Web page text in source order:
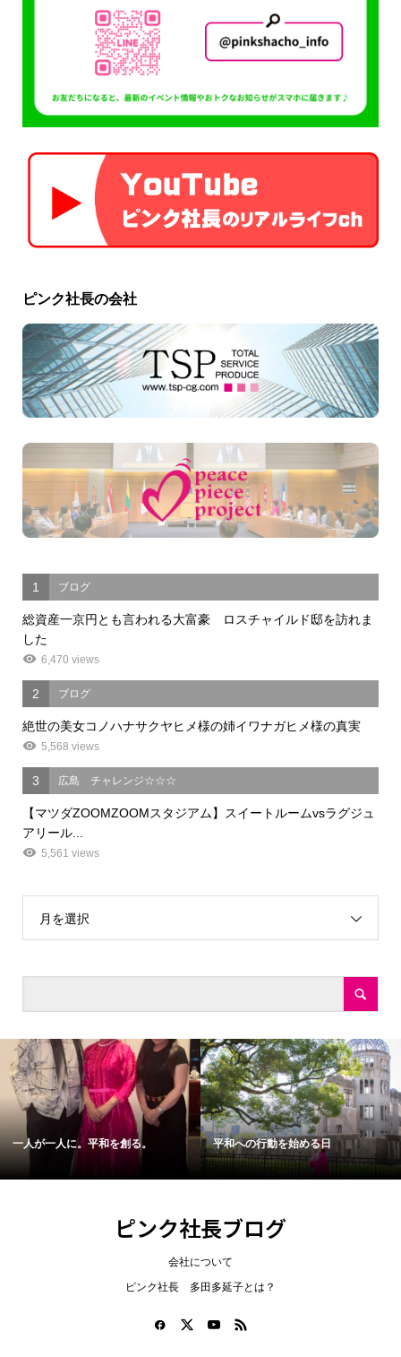
ピンク社長の会社
1 ブログ
総資産一京円とも言われる大富豪 ロスチャイルド邸を訪れま
した
6,470 views
2 ブログ
絶世の美女コノハナサクヤヒメ様の姉イワナガヒメ様の真実
5,568 views
3 広島 チャレンジ☆☆☆
【マツダZOOMZOOMスタジアム】スイートルームvsラグジュ
アリール...
5,561 views
月を選択
一人が一人に。平和を創る。 平和への行動を始める日
ピンク社長ブログ
会社について
ピンク社長 多田多延子とは？